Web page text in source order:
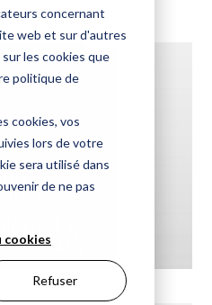
concernant
web et sur d'autres
les cookies que
politique de
cookies, vos
lors de votre
sera utilisé dans
de ne pas
cookies
Refuser